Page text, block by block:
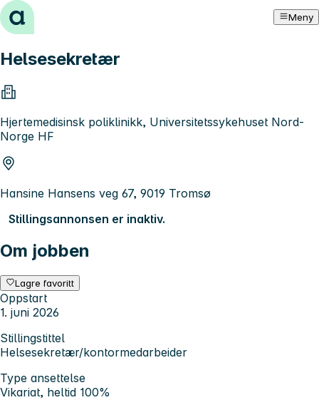
Hopp til innhold Meny
Helsesekretær
Hjertemedisinsk poliklinikk, Universitetssykehuset Nord-
Norge HF
Hansine Hansens veg 67, 9019 Tromsø
Stillingsannonsen er inaktiv.
Om jobben
Lagre favoritt
Oppstart
1. juni 2026
Stillingstittel
Helsesekretær/kontormedarbeider
Type ansettelse
Vikariat, heltid 100%